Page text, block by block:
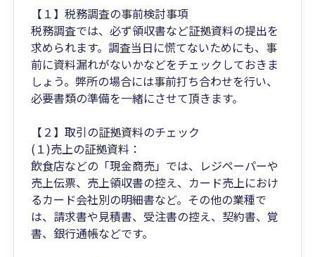
【１】税務調査の事前検討事項
税務調査では、必ず領収書など証拠資料の提出を
求められます。調査当日に慌てないためにも、事
前に資料漏れがないかなどをチェックしておきま
しょう。弊所の場合には事前打ち合わせを行い、
必要書類の準備を一緒にさせて頂きます。
【２】取引の証拠資料のチェック
(１)売上の証拠資料：
飲食店などの「現金商売」では、レジペーパーや
売上伝票、売上領収書の控え、カード売上におけ
るカード会社別の明細書など。その他の業種で
は、請求書や見積書、受注書の控え、契約書、覚
書、銀行通帳などです。